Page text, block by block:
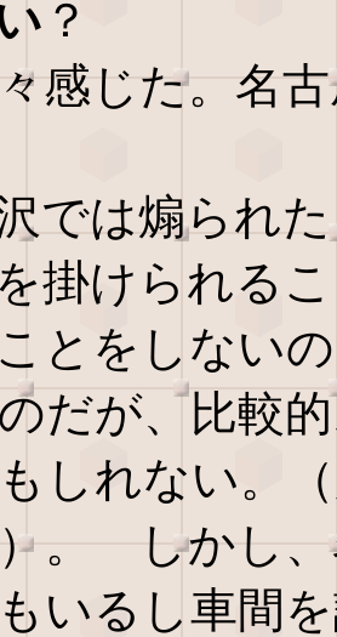
？
感じた。名
では煽られ
掛けられる
とをしない
だが、比較
しれない。
。 しかし
いるし車間